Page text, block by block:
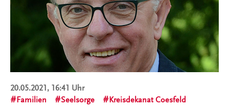
20.05.2021, 16:41 Uhr
Familien
Seelsorge Kreisdekanat Coesfeld